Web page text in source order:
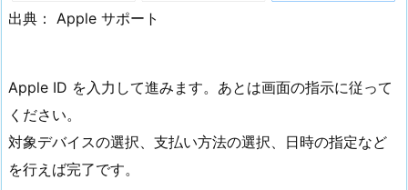
出典： Apple サポート
Apple ID を入力して進みます。あとは画面の指示に従って
ください。
対象デバイスの選択、支払い方法の選択、日時の指定など
を行えば完了です。